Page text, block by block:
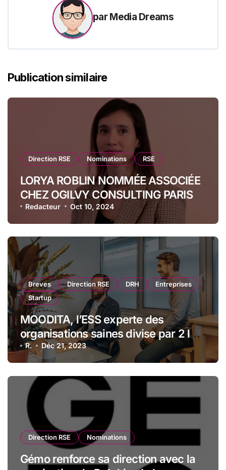
parMedia Dreams
Publication similaire
Direction RSE Nominations RSE
LORYA ROBLIN NOMMÉE ASSOCIÉE
CHEZ OGILVY CONSULTING PARIS
Redacteur Oct 10, 2024
Breves Direction RSE DRH
Entreprises
Startup
MOODITA, l’ESS experte des
organisations saines divise par 2 le
taux de turn over et améliore le bien-
être des collaborateurs !
R. Déc 21, 2023
Direction RSE Nominations
Gémo renforce sa direction avec la